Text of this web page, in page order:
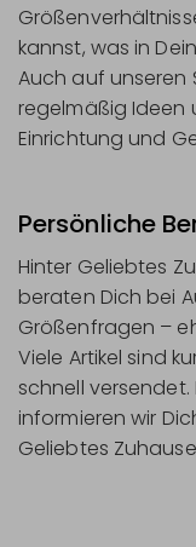
kannst, was in
Auch auf unseren
regelmäßig Ideen
Einrichtung und
Persönliche
Hinter Geliebtes
beraten Dich bei
Größenfragen –
Viele Artikel sind
schnell versendet.
informieren wir
Geliebtes